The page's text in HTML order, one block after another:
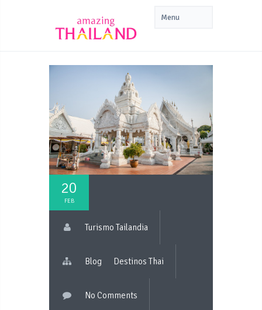
20
FEB
Turismo Tailandia
Blog Destinos Thai
No Comments